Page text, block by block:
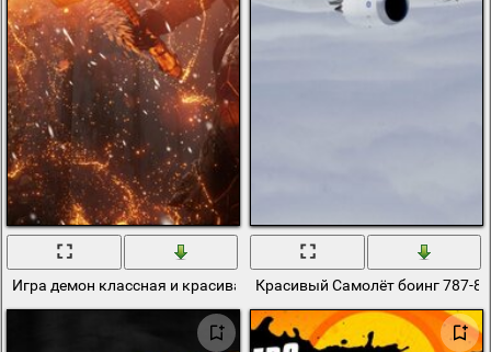
Игра демон классная и красивая картинкаКрасивый Самолёт боинг 787-8